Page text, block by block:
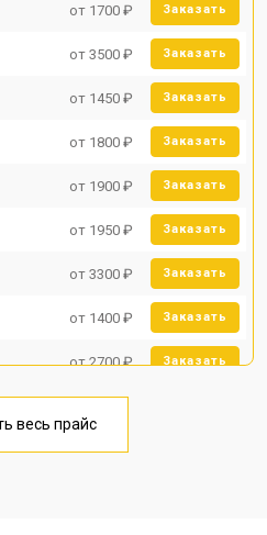
от 1700 ₽ Заказать
от 3500 ₽ Заказать
от 1450 ₽ Заказать
от 1800 ₽ Заказать
от 1900 ₽ Заказать
от 1950 ₽ Заказать
от 3300 ₽ Заказать
от 1400 ₽ Заказать
от 2700 ₽ Заказать
от 1750 ₽
весь прайс